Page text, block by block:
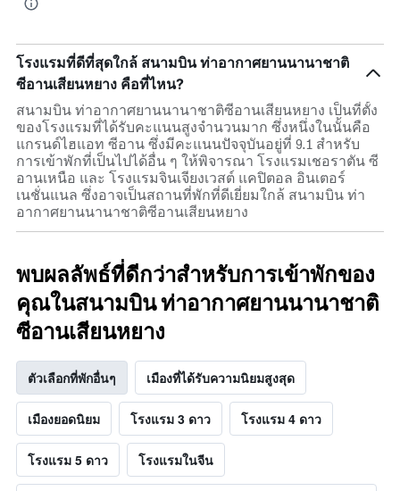
โรงแรมที่ดีที่สุดใกล้ สนามบิน ท่าอากาศยานนานาชาติ
ซีอานเสียนหยาง คือที่ไหน?
สนามบิน ท่าอากาศยานนานาชาติซีอานเสียนหยาง เป็นที่ตั้ง
ของโรงแรมที่ได้รับคะแนนสูงจำนวนมาก ซึ่งหนึ่งในนั้นคือ
แกรนด์ไฮแอท ซีอาน ซึ่งมีคะแนนปัจจุบันอยู่ที่ 9.1 สำหรับ
การเข้าพักที่เป็นไปได้อื่น ๆ ให้พิจารณา โรงแรมเชอราตัน ซี
อานเหนือ และ โรงแรมจินเจียงเวสต์ แคปิตอล อินเตอร์
เนชั่นแนล ซึ่งอาจเป็นสถานที่พักที่ดีเยี่ยมใกล้ สนามบิน ท่า
อากาศยานนานาชาติซีอานเสียนหยาง
พบผลลัพธ์ที่ดีกว่าสำหรับการเข้าพักของ
คุณในสนามบิน ท่าอากาศยานนานาชาติ
ซีอานเสียนหยาง
ตัวเลือกที่พักอื่นๆ เมืองที่ได้รับความนิยมสูงสุด
เมืองยอดนิยม โรงแรม 3 ดาว โรงแรม 4 ดาว
โรงแรม 5 ดาว โรงแรมในจีน